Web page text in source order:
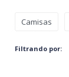
Camisas
Filtrando por: